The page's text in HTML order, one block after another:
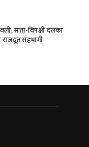
सत्ता-विपक्षी दलका
सहभागी